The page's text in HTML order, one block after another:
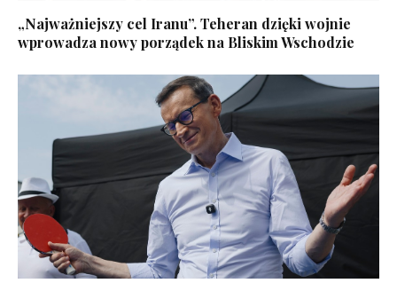
„Najważniejszy cel Iranu”. Teheran dzięki wojnie
wprowadza nowy porządek na Bliskim Wschodzie